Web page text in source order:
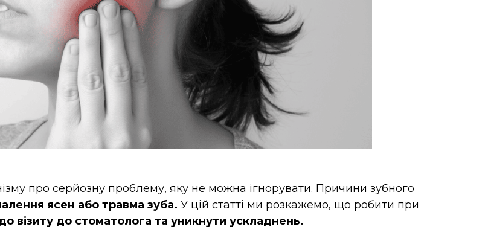
про серйозну проблему, яку не можна ігнорувати. Причини зубного
ясен або травма зуба. У цій статті ми розкажемо, що робити при
візиту до стоматолога та уникнути ускладнень.